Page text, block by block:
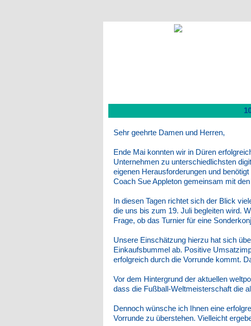
Sehr geehrte Damen und Herren,
Ende Mai konnten wir in Düren
Unternehmen zu unterschiedlichsten
eigenen Herausforderungen und
Coach Sue Appleton gemeinsam mit
In diesen Tagen richtet sich der Blick
die uns bis zum 19. Juli begleiten wird.
Frage, ob das Turnier für eine
Unsere Einschätzung hierzu hat sich
Einkaufsbummel ab. Positive
erfolgreich durch die Vorrunde kommt.
Vor dem Hintergrund der aktuellen
dass die Fußball-Weltmeisterschaft die
Dennoch wünsche ich Ihnen eine
Vorrunde zu überstehen. Vielleicht